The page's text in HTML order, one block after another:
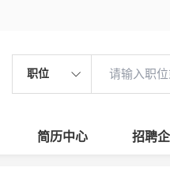
职位
简历中心 招聘